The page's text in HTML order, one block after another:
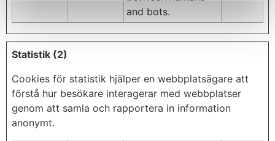
and bots.
Statistik (2)
Cookies för statistik hjälper en webbplatsägare att
förstå hur besökare interagerar med webbplatser
genom att samla och rapportera in information
anonymt.